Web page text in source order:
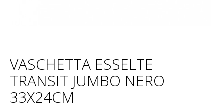
VASCHETTA ESSELTE
TRANSIT JUMBO NERO
33X24CM